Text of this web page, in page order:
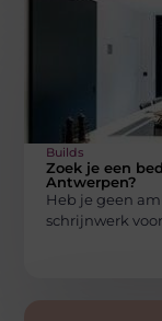
Builds
Zoek je een
Antwerpen?
Heb je geen
schrijnwerk